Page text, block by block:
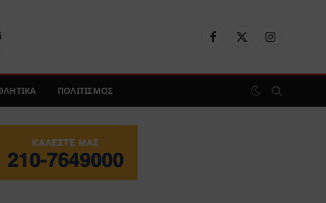
Facebook
X
Instagram
ΠΟΛΙΤΙΣΜΟΣ